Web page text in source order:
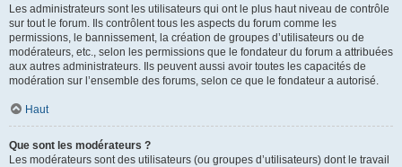
Les administrateurs sont les utilisateurs qui ont le plus haut niveau de contrôle
sur tout le forum. Ils contrôlent tous les aspects du forum comme les
permissions, le bannissement, la création de groupes d’utilisateurs ou de
modérateurs, etc., selon les permissions que le fondateur du forum a attribuées
aux autres administrateurs. Ils peuvent aussi avoir toutes les capacités de
modération sur l’ensemble des forums, selon ce que le fondateur a autorisé.
Haut
Que sont les modérateurs ?
Les modérateurs sont des utilisateurs (ou groupes d’utilisateurs) dont le travail